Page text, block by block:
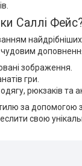
Саллі
зображення.
гри.
рюкзаків та
за допомогою
свою